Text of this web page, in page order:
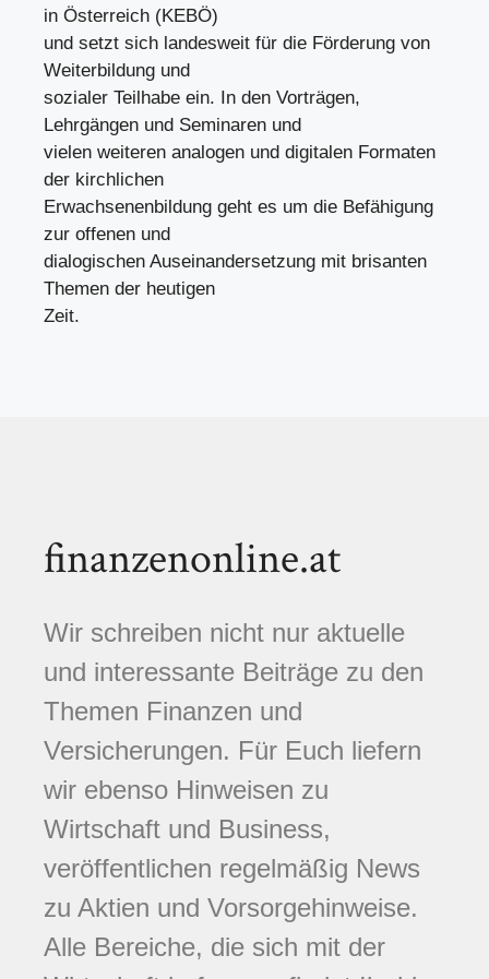
in Österreich (KEBÖ)
und setzt sich landesweit für die Förderung von
Weiterbildung und
sozialer Teilhabe ein. In den Vorträgen,
Lehrgängen und Seminaren und
vielen weiteren analogen und digitalen Formaten
der kirchlichen
Erwachsenenbildung geht es um die Befähigung
zur offenen und
dialogischen Auseinandersetzung mit brisanten
Themen der heutigen
Zeit.
finanzenonline.at
Wir schreiben nicht nur aktuelle
und interessante Beiträge zu den
Themen Finanzen und
Versicherungen. Für Euch liefern
wir ebenso Hinweisen zu
Wirtschaft und Business,
veröffentlichen regelmäßig News
zu Aktien und Vorsorgehinweise.
Alle Bereiche, die sich mit der